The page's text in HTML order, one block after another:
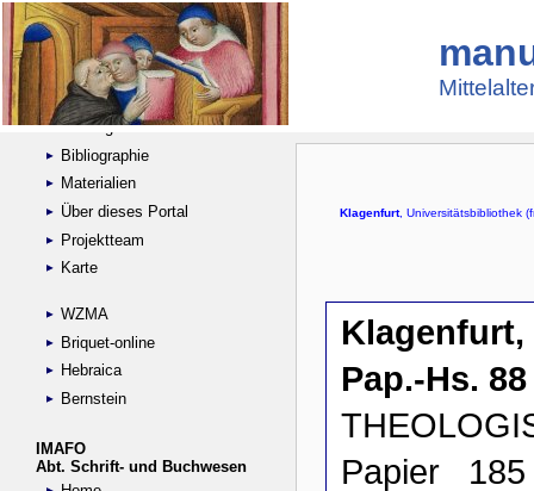
Suche
Handschriftensammlungen
Digitalisierte Handschriften
Kataloge
Bibliographie
Materialien
Über dieses Portal
Projektteam
Karte
WZMA
Briquet-online
Hebraica
Bernstein
IMAFO
Abt. Schrift- und Buchwesen